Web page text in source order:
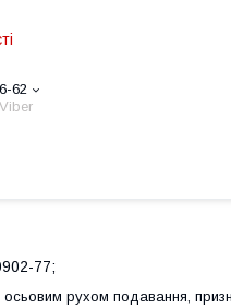
62
77;
осьовим рухом подавання,